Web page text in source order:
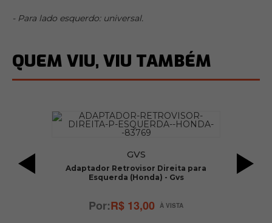
- Para lado esquerdo: universal.
QUEM VIU, VIU TAMBÉM
GVS
Adaptador Retrovisor Direita para
Esquerda (Honda) - Gvs
R$ 13,00